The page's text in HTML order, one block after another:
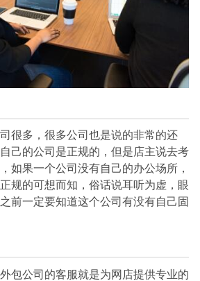
很多，很多公司也是说的非常的还
己的公司是正规的，但是店主说去考
如果一个公司没有自己的办公场所，
规的可想而知，俗话说耳听为虚，眼
前一定要知道这个公司有没有自己固
包公司的客服就是为网店提供专业的